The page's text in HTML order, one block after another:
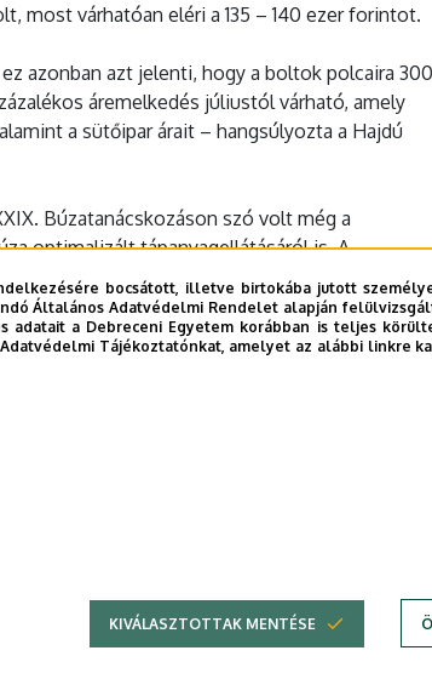
most várhatóan eléri a 135 – 140 ezer forintot.
azonban azt jelenti, hogy a boltok polcaira 300
áremelkedés júliustól várható, amely
a sütőipar árait – hangsúlyozta a Hajdú
Búzatanácskozáson szó volt még a
optimalizált tápanyagellátásáról is. A
és Tangazdaság Látóképi
folyó búzakísérletek eredményeivel.
bocsátott, illetve birtokába jutott
Általános Adatvédelmi Rendelet alapján
adatait a Debreceni Egyetem korábban is teljes
Tájékoztatónkat, amelyet az alábbi linkre
KIVÁLASZTOTTAK MENTÉSE